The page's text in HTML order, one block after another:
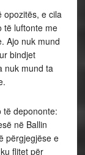
opozitës, e cila
të luftonte me
Ajo nuk mund
bindjet
nuk mund ta
të depononte:
në Ballin
përgjegjëse e
flitet për